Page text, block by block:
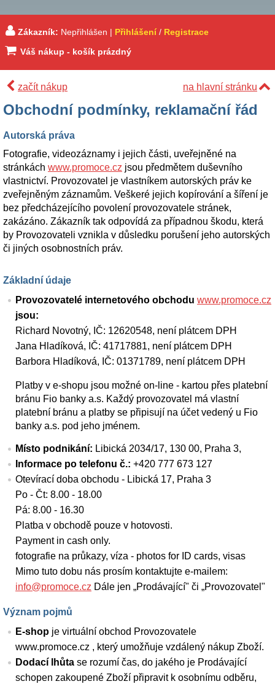
Zákazník: Nepřihlášen | Přihlášení/ Registrace
Váš nákup - košík prázdný
začít nákup na hlavní stránku
Obchodní podmínky, reklamační řád
Autorská práva
Fotografie, videozáznamy i jejich části, uveřejněné na
stránkách www.promoce.cz jsou předmětem duševního
vlastnictví. Provozovatel je vlastníkem autorských práv ke
zveřejněným záznamům. Veškeré jejich kopírování a šíření je
bez předcházejícího povolení provozovatele stránek,
zakázáno. Zákazník tak odpovídá za případnou škodu, která
by Provozovateli vznikla v důsledku porušení jeho autorských
či jiných osobnostních práv.
Základní údaje
Provozovatelé internetového obchodu www.promoce.cz
jsou:
Richard Novotný, IČ: 12620548, není plátcem DPH
Jana Hladíková, IČ: 41717881, není plátcem DPH
Barbora Hladíková, IČ: 01371789, není plátcem DPH
Platby v e-shopu jsou možné on-line - kartou přes platební
bránu Fio banky a.s. Každý provozovatel má vlastní
platební bránu a platby se připisují na účet vedený u Fio
banky a.s. pod jeho jménem.
Místo podnikání: Libická 2034/17, 130 00, Praha 3,
Informace po telefonu č.: +420 777 673 127
Otevírací doba obchodu - Libická 17, Praha 3
Po - Čt: 8.00 - 18.00
Pá: 8.00 - 16.30
Platba v obchodě pouze v hotovosti.
Payment in cash only.
fotografie na průkazy, víza - photos for ID cards, visas
Mimo tuto dobu nás prosím kontaktujte e-mailem:
info@promoce.cz Dále jen „Prodávající" či „Provozovatel"
Význam pojmů
E-shop je virtuální obchod Provozovatele
www.promoce.cz , který umožňuje vzdálený nákup Zboží.
Dodací lhůta se rozumí čas, do jakého je Prodávající
schopen zakoupené Zboží připravit k osobnímu odběru,